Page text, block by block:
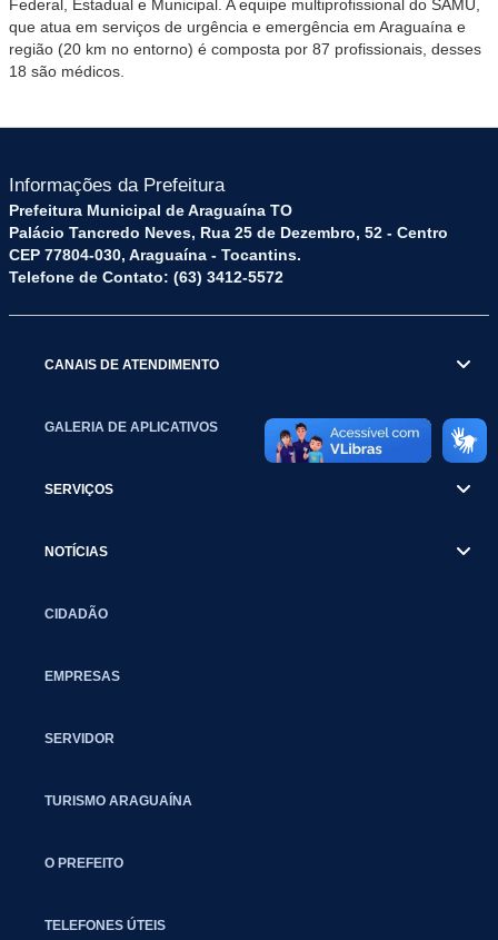
Federal, Estadual e Municipal. A equipe multiprofissional do SAMU,
que atua em serviços de urgência e emergência em Araguaína e
região (20 km no entorno) é composta por 87 profissionais, desses
18 são médicos.
Informações da Prefeitura
Prefeitura Municipal de Araguaína TO
Palácio Tancredo Neves, Rua 25 de Dezembro, 52 - Centro
CEP 77804-030, Araguaína - Tocantins.
Telefone de Contato: (63) 3412-5572
CANAIS DE ATENDIMENTO
GALERIA DE APLICATIVOS
SERVIÇOS
NOTÍCIAS
CIDADÃO
EMPRESAS
SERVIDOR
TURISMO ARAGUAÍNA
O PREFEITO
TELEFONES ÚTEIS